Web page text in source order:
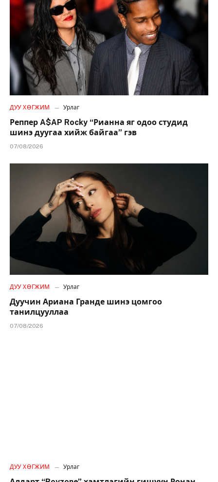
ДУУ ХӨГЖИМ Урлаг
Реппер A$AP Rocky “Рианна яг одоо студид
шинэ дуугаа хийж байгаа” гэв
07/08/2026
ДУУ ХӨГЖИМ Урлаг
Дуучин Ариана Гранде шинэ цомгоо
танилцууллаа
07/08/2026
ДУУ ХӨГЖИМ Урлаг